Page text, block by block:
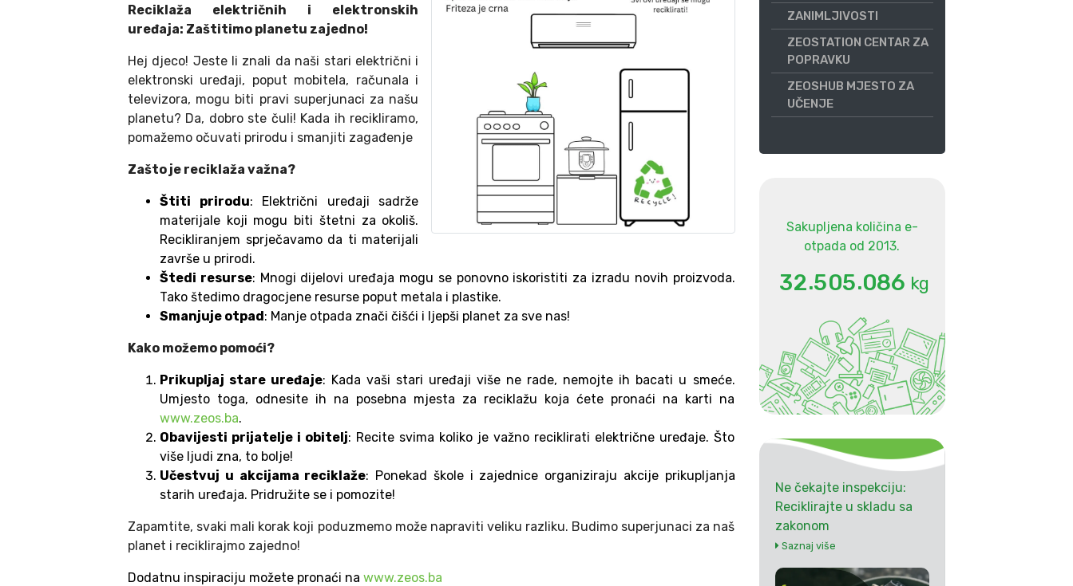
Reciklaža električnih i elektronskih
uređaja: Zaštitimo planetu zajedno!
Hej djeco! Jeste li znali da naši stari električni i
elektronski uređaji, poput mobitela, računala i
televizora, mogu biti pravi superjunaci za našu
planetu? Da, dobro ste čuli! Kada ih recikliramo,
pomažemo očuvati prirodu i smanjiti zagađenje
Zašto je reciklaža važna?
Štiti prirodu: Električni uređaji sadrže
materijale koji mogu biti štetni za okoliš.
Recikliranjem sprječavamo da ti materijali
završe u prirodi.
Štedi resurse: Mnogi dijelovi uređaja mogu se ponovno iskoristiti za izradu novih proizvoda.
Tako štedimo dragocjene resurse poput metala i plastike.
Smanjuje otpad: Manje otpada znači čišći i ljepši planet za sve nas!
Kako možemo pomoći?
Prikupljaj stare uređaje: Kada vaši stari uređaji više ne rade, nemojte ih bacati u smeće.
Umjesto toga, odnesite ih na posebna mjesta za reciklažu koja ćete pronaći na karti na
www.zeos.ba.
Obavijesti prijatelje i obitelj: Recite svima koliko je važno reciklirati električne uređaje. Što
više ljudi zna, to bolje!
Učestvuj u akcijama reciklaže: Ponekad škole i zajednice organiziraju akcije prikupljanja
starih uređaja. Pridružite se i pomozite!
Zapamtite, svaki mali korak koji poduzmemo može napraviti veliku razliku. Budimo superjunaci za naš
planet i reciklirajmo zajedno!
Dodatnu inspiraciju možete pronaći na www.zeos.ba
ZANIMLJIVOSTI
ZEOSTATION CENTAR ZA
POPRAVKU
ZEOSHUB MJESTO ZA
UČENJE
Sakupljena količina e-
otpada od 2013.
32.505.086 kg
Ne čekajte inspekciju:
Reciklirajte u skladu sa
zakonom
Saznaj više